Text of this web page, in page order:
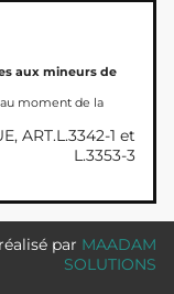
aux mineurs de
moment de la
ART.L.3342-1 et
L.3353-3
par MAADAM
SOLUTIONS